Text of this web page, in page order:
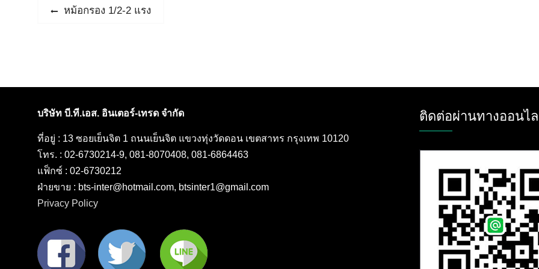
แนะแนว
Previous
หม้อกรอง 1/2-2 แรง
บริษัท บี.ที.เอส. อินเตอร์-เทรด จำกัด
ที่อยู่ : 13 ซอยเย็นจิต 1 ถนนเย็นจิต แขวงทุ่งวัดดอน เขตสาทร กรุงเทพ 10120
โทร. : 02-6730214-9, 081-8070408, 081-6864463
แฟ็กซ์ : 02-6730212
ฝ่ายขาย : bts-inter@hotmail.com, btsinter1@gmail.com
Privacy Policy
ติดต่อผ่านทางออนไ